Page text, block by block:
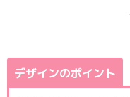
デザインのポイント